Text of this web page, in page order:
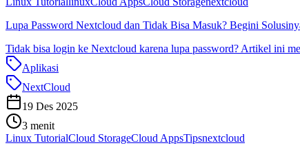
Lupa Password Nextcloud dan Tidak Bisa Masuk? Begini
Tidak bisa login ke Nextcloud karena lupa password? Artikel ini
Aplikasi
NextCloud
19 Des 2025
3 menit
Linux TutorialCloud StorageCloud AppsTipsnextcloud